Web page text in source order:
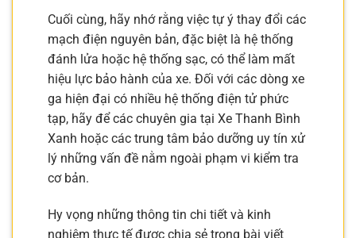
Cuối cùng, hãy nhớ rằng việc tự ý thay đổi các
mạch điện nguyên bản, đặc biệt là hệ thống
đánh lửa hoặc hệ thống sạc, có thể làm mất
hiệu lực bảo hành của xe. Đối với các dòng xe
ga hiện đại có nhiều hệ thống điện tử phức
tạp, hãy để các chuyên gia tại Xe Thanh Bình
Xanh hoặc các trung tâm bảo dưỡng uy tín xử
lý những vấn đề nằm ngoài phạm vi kiểm tra
cơ bản.
Hy vọng những thông tin chi tiết và kinh
nghiệm thực tế được chia sẻ trong bài viết